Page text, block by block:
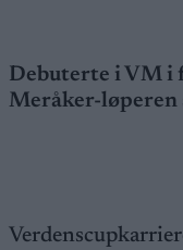
Debuterte i VM i
Meråker-